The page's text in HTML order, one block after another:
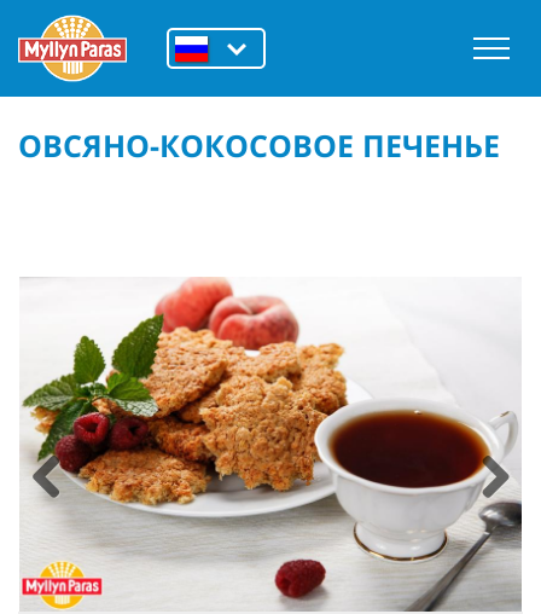
ОВСЯНО-КОКОСОВОЕ ПЕЧЕНЬЕ
Next